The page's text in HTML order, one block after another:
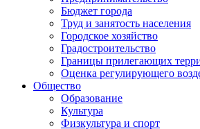
Бюджет города
Труд и занятость населения
Городское хозяйство
Градостроительство
Границы прилегающих
Оценка регулирующего
Общество
Образование
Культура
Физкультура и спорт